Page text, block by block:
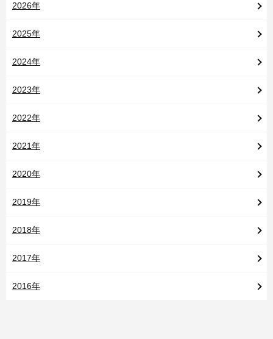
2026年
2025年
2024年
2023年
2022年
2021年
2020年
2019年
2018年
2017年
2016年